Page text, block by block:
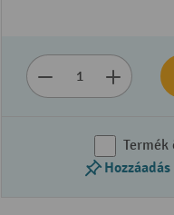
Termék